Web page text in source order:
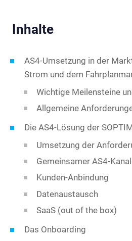
Inhalte
AS4-Umsetzung in der
Strom und dem
Wichtige Meilensteine
Allgemeine
Die AS4-Lösung der
Umsetzung der
Gemeinsamer AS4-
Kunden-Anbindung
Datenaustausch
SaaS (out of the box)
Das Onboarding